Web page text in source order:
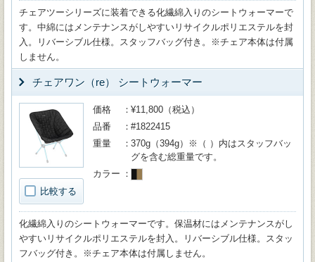
チェアツーシリーズに装着できる化繊綿入りのシートウォーマーで
す。中綿にはメンテナンスがしやすいリサイクルポリエステルを封
入。リバーシブル仕様。スタッフバッグ付き。※チェア本体は付属
しません。
チェアワン（re） シートウォーマー
比較する
価格
¥11,800（税込）
品番
#1822415
重量
370g（394g）※（ ）内はスタッフバッ
グを含む総重量です。
カラー
化繊綿入りのシートウォーマーです。保温材にはメンテナンスがし
やすいリサイクルポリエステルを封入。リバーシブル仕様。スタッ
フバッグ付き。※チェア本体は付属しません。